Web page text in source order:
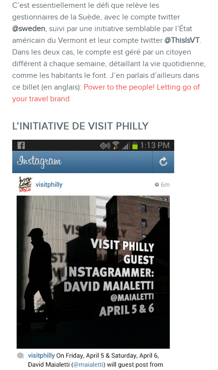
CONTACT
MEMBRES
C’est essentiellement le défi que relève les
gestionnaires de la Suède, avec le compte twitter
@sweden, suivi par une initiative semblable par l’État
américain du Vermont et leur compte twitter @ThisIsVT.
Dans les deux cas, le compte est géré par un citoyen
différent à chaque semaine, détaillant la vie quotidienne,
comme les habitants le font. J’en parlais d’ailleurs dans
ce billet (en anglais): Power to the people! Letting go of
your travel brand
L’INITIATIVE DE VISIT PHILLY